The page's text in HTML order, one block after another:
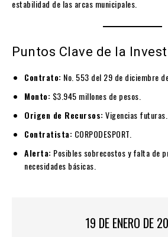
estabilidad de las arcas municipales.
Puntos Clave de la
Contrato: No. 553 del 29 de diciembre
Monto: $3.945 millones de pesos.
Origen de Recursos:Vigencias futuras.
Contratista: CORPODESPORT.
Alerta: Posibles sobrecostos y falta de
necesidades básicas.
19 DE ENERO DE